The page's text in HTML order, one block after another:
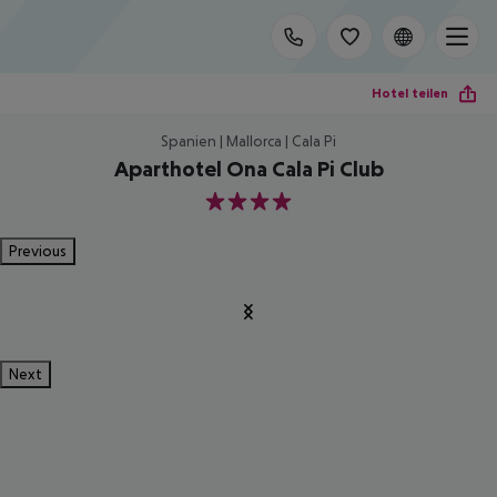
Hotel teilen
Spanien | Mallorca | Cala Pi
Aparthotel Ona Cala Pi Club
4
Previous
Next